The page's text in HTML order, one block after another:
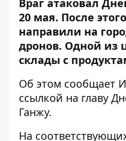
Враг атаковал
20 мая. После
направили на
дронов. Одной из
склады с
Об этом сообщает
ссылкой на главу
Ганжу.
На